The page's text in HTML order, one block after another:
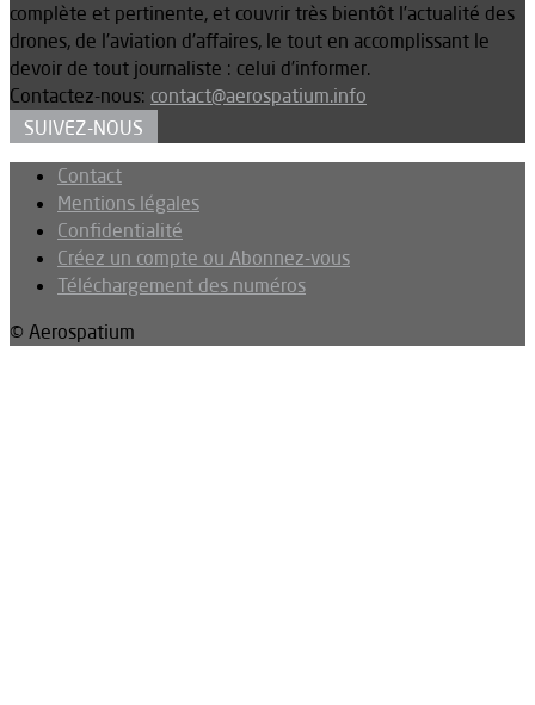
complète et pertinente, et couvrir très bientôt l’actualité des
drones, de l’aviation d’affaires, le tout en accomplissant le
devoir de tout journaliste : celui d’informer.
Contactez-nous: contact@aerospatium.info
SUIVEZ-NOUS
Contact
Mentions légales
Confidentialité
Créez un compte ou Abonnez-vous
Téléchargement des numéros
© Aerospatium